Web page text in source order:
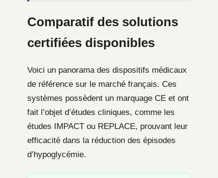
Comparatif des solutions
certifiées disponibles
Voici un panorama des dispositifs médicaux
de référence sur le marché français. Ces
systèmes possèdent un marquage CE et ont
fait l’objet d’études cliniques, comme les
études IMPACT ou REPLACE, prouvant leur
efficacité dans la réduction des épisodes
d’hypoglycémie.